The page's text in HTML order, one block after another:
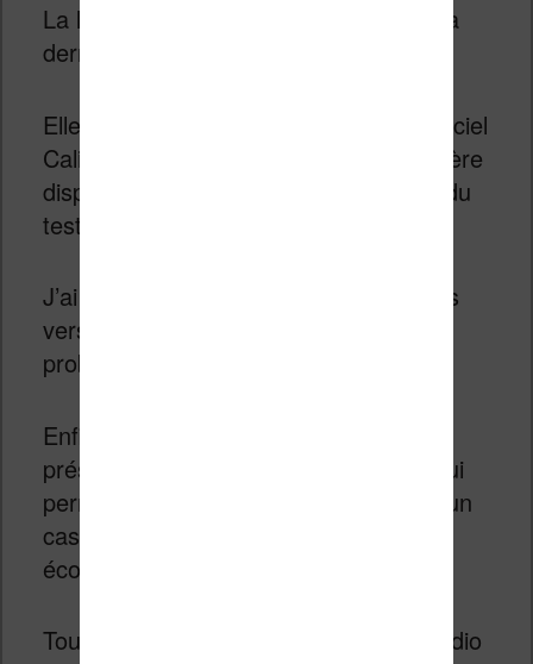
La liseuse est très bien reconnue par la
dernière version de Windows 10.
Elle est également reconnue par le logiciel
Calibre dans sa version 5.29 – la dernière
disponible au moment de la rédaction du
test de la liseuse.
J’ai pu transférer des livres numériques
vers la liseuse Kobo Libra 2 sans
problème.
Enfin, la grande nouveauté vient de la
présence d’une connexion Bluetooth qui
permet de connecter une enceinte ou un
casque Bluetooth à la liseuse pour
écouter des livres audio.
Toute la partie concernant les livres audio